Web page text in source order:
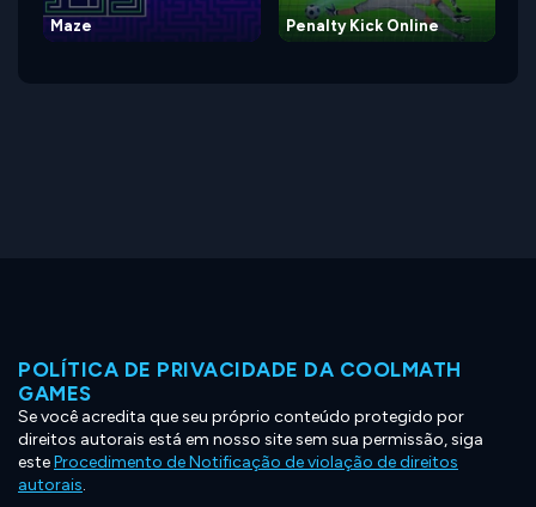
Maze Penalty Kick Online
POLÍTICA DE PRIVACIDADE DA COOLMATH
GAMES
Se você acredita que seu próprio conteúdo protegido por
direitos autorais está em nosso site sem sua permissão, siga
esteProcedimento de Notificação de violação de direitos
autorais.